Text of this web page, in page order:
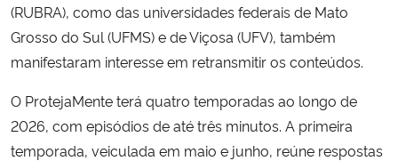
Advocacia-Geral da União
Banco Central do Brasil
Planalto
(RUBRA), como das universidades federais de Mato
Grosso do Sul (UFMS) e de Viçosa (UFV), também
manifestaram interesse em retransmitir os conteúdos.
O ProtejaMente terá quatro temporadas ao longo de
2026, com episódios de até três minutos. A primeira
temporada, veiculada em maio e junho, reúne respostas